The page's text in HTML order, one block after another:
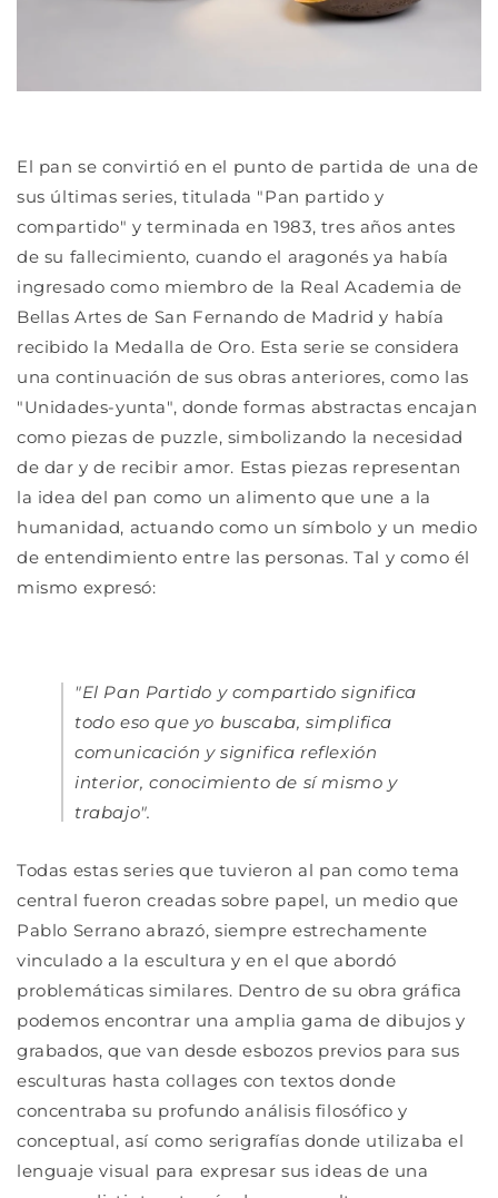
El pan se convirtió en el punto de partida de una de
sus últimas series, titulada "Pan partido y
compartido" y terminada en 1983, tres años antes
de su fallecimiento, cuando el aragonés ya había
ingresado como miembro de la Real Academia de
Bellas Artes de San Fernando de Madrid y había
recibido la Medalla de Oro. Esta serie se considera
una continuación de sus obras anteriores, como las
"Unidades-yunta", donde formas abstractas encajan
como piezas de puzzle, simbolizando la necesidad
de dar y de recibir amor. Estas piezas representan
la idea del pan como un alimento que une a la
humanidad, actuando como un símbolo y un medio
de entendimiento entre las personas. Tal y como él
mismo expresó:
"El Pan Partido y compartido significa
todo eso que yo buscaba, simplifica
comunicación y significa reflexión
interior, conocimiento de sí mismo y
trabajo".
Todas estas series que tuvieron al pan como tema
central fueron creadas sobre papel, un medio que
Pablo Serrano abrazó, siempre estrechamente
vinculado a la escultura y en el que abordó
problemáticas similares. Dentro de su obra gráfica
podemos encontrar una amplia gama de dibujos y
grabados, que van desde esbozos previos para sus
esculturas hasta collages con textos donde
concentraba su profundo análisis filosófico y
conceptual, así como serigrafías donde utilizaba el
lenguaje visual para expresar sus ideas de una